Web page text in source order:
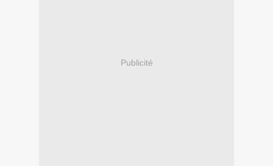
Publicité